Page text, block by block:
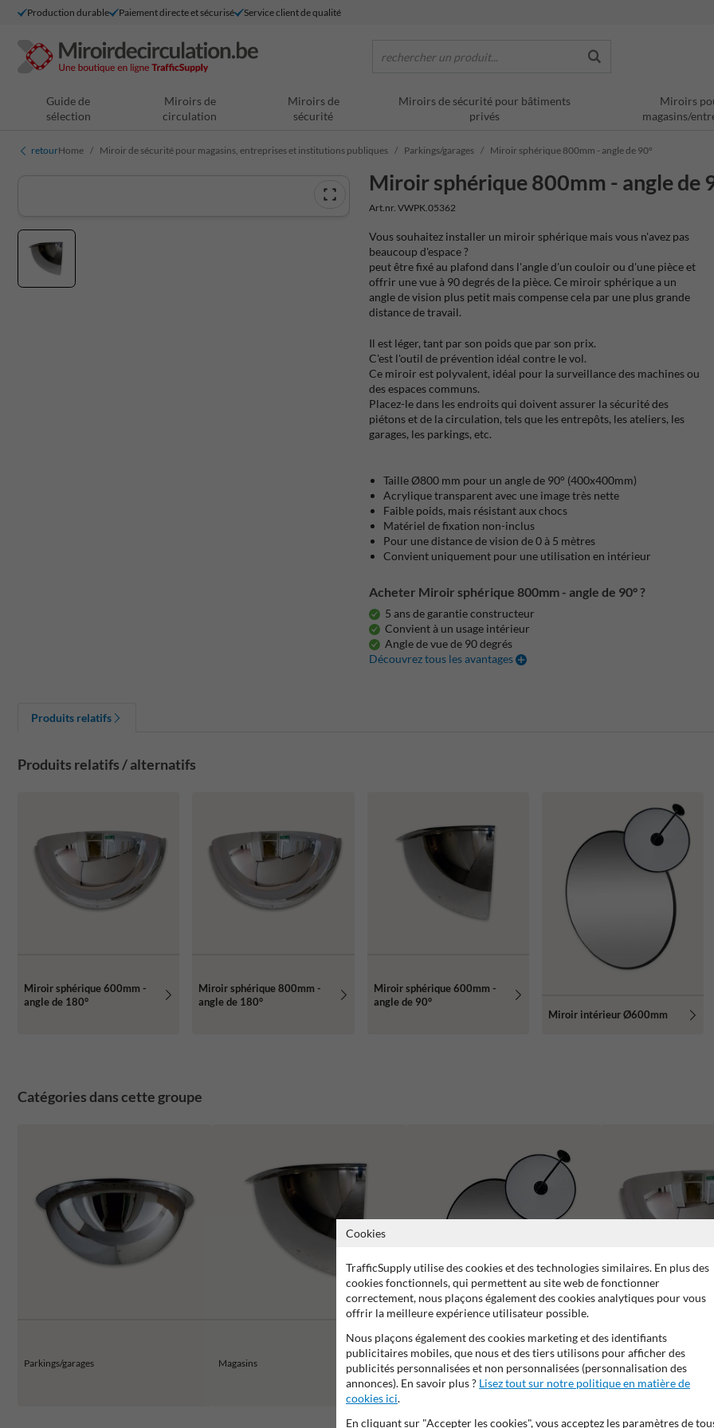
Production durable Paiement directe et sécurisé Service client de qualité
rechercher un produit...
Guide de
sélection
Miroirs de
circulation
Miroirs de
sécurité
Miroirs de sécurité pour bâtiments
privés
Miroirs
magasins/
retourHome Miroir de sécurité pour magasins, entreprises et institutions publiques Parkings/garages Miroir sphérique 800mm - angle de 90°
Miroir sphérique 800mm - angle de
Art.nr. VWPK.05362
Vous souhaitez installer un miroir sphérique mais vous n'avez pas
beaucoup d'espace ?
peut être fixé au plafond dans l'angle d'un couloir ou d'une pièce et
offrir une vue à 90 degrés de la pièce. Ce miroir sphérique a un
angle de vision plus petit mais compense cela par une plus grande
distance de travail.
Il est léger, tant par son poids que par son prix.
C'est l'outil de prévention idéal contre le vol.
Ce miroir est polyvalent, idéal pour la surveillance des machines ou
des espaces communs.
Placez-le dans les endroits qui doivent assurer la sécurité des
piétons et de la circulation, tels que les entrepôts, les ateliers, les
garages, les parkings, etc.
Taille Ø800 mm pour un angle de 90° (400x400mm)
Acrylique transparent avec une image très nette
Faible poids, mais résistant aux chocs
Matériel de fixation non-inclus
Pour une distance de vision de 0 à 5 mètres
Convient uniquement pour une utilisation en intérieur
Acheter Miroir sphérique 800mm - angle de 90° ?
5 ans de garantie constructeur
Convient à un usage intérieur
Angle de vue de 90 degrés
Découvrez tous les avantages
Produits relatifs
Produits relatifs / alternatifs
Miroir sphérique 600mm -
angle de 180°
Miroir sphérique 800mm -
angle de 180°
Miroir sphérique 600mm -
angle de 90°
Miroir intérieur Ø600mm
Catégories dans cette groupe
Parkings/garages Magasins
Bureaux
Environnement
Cookies
TrafficSupply utilise des cookies et des technologies similaires. En plus des
cookies fonctionnels, qui permettent au site web de fonctionner
correctement, nous plaçons également des cookies analytiques pour vous
offrir la meilleure expérience utilisateur possible.
Nous plaçons également des cookies marketing et des identifiants
publicitaires mobiles, que nous et des tiers utilisons pour afficher des
publicités personnalisées et non personnalisées (personnalisation des
annonces). En savoir plus ? Lisez tout sur notre politique en matière de
cookies ici.
En cliquant sur "Accepter les cookies", vous acceptez les paramètres de